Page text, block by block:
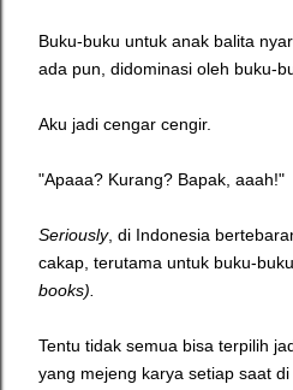
Buku-buku untuk anak balita
ada pun, didominasi oleh buku-
Aku jadi cengar cengir.
"Apaaa? Kurang? Bapak, aaah!"
Seriously, di Indonesia
cakap, terutama untuk buku-
books).
Tentu tidak semua bisa terpilih
yang mejeng karya setiap saat